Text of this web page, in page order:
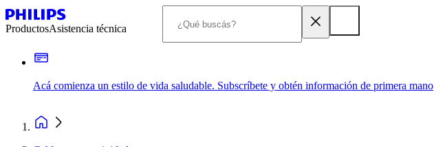
ProductosAsistencia técnica
Acá comienza un estilo de vida saludable. Subscríbete y obtén información de primera mano